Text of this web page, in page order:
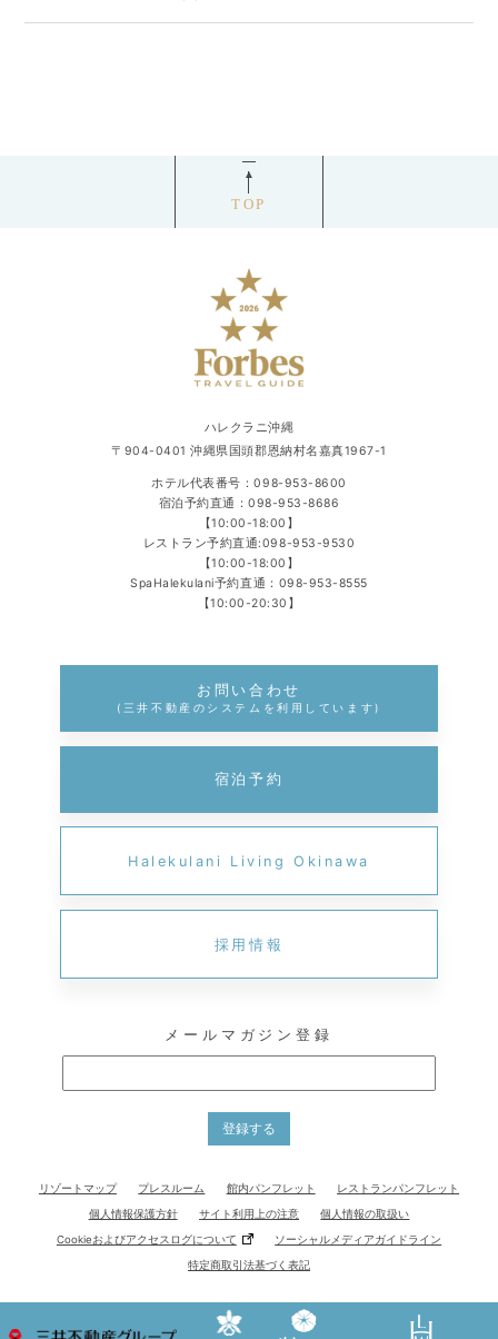
TOP
ハレクラニ沖縄
〒904-0401 沖縄県国頭郡恩納村名嘉真1967-1
ホテル代表番号：098-953-8600
宿泊予約直通：098-953-8686
【10:00-18:00】
レストラン予約直通:098-953-9530
【10:00-18:00】
SpaHalekulani予約直通： 098-953-8555
【10:00-20:30】
お問い合わせ
(三井不動産のシステムを利用しています)
宿泊予約
Halekulani Living Okinawa
採用情報
メールマガジン登録
登録する
リゾートマップ プレスルーム 館内パンフレット レストランパンフレット
個人情報保護方針 サイト利用上の注意 個人情報の取扱い
Cookieおよびアクセスログについて ソーシャルメディアガイドライン
特定商取引法基づく表記